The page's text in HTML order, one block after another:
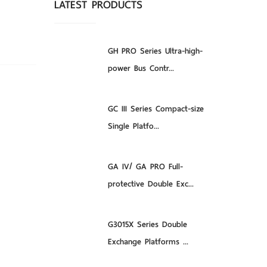
LATEST PRODUCTS
GH PRO Series Ultra-high-
power Bus Contr...
GC III Series Compact-size
Single Platfo...
GA IV/ GA PRO Full-
protective Double Exc...
G3015X Series Double
Exchange Platforms ...